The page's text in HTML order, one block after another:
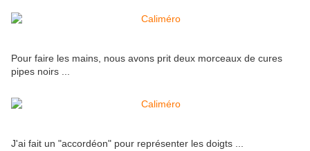
Pour faire les mains, nous avons prit deux morceaux de cures
pipes noirs ...
J'ai fait un "accordéon" pour représenter les doigts ...